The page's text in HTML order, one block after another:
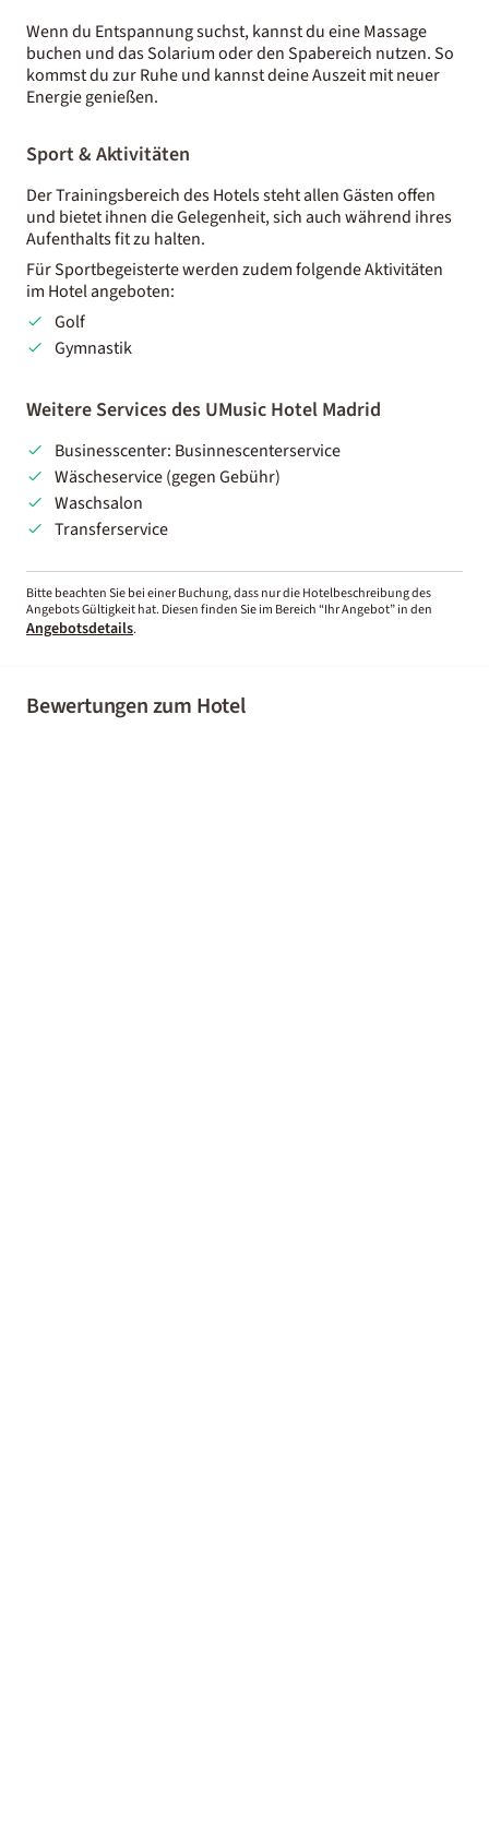
Wenn du Entspannung suchst, kannst du eine Massage
buchen und das Solarium oder den Spabereich nutzen. So
kommst du zur Ruhe und kannst deine Auszeit mit neuer
Energie genießen.
Sport & Aktivitäten
Der Trainingsbereich des Hotels steht allen Gästen offen
und bietet ihnen die Gelegenheit, sich auch während ihres
Aufenthalts fit zu halten.
Für Sportbegeisterte werden zudem folgende Aktivitäten
im Hotel angeboten:
Golf
Gymnastik
Weitere Services des UMusic Hotel Madrid
Businesscenter: Businnescenterservice
Wäscheservice (gegen Gebühr)
Waschsalon
Transferservice
Bitte beachten Sie bei einer Buchung, dass nur die Hotelbeschreibung des
Angebots Gültigkeit hat. Diesen finden Sie im Bereich “Ihr Angebot” in den
Angebotsdetails.
Bewertungen zum Hotel